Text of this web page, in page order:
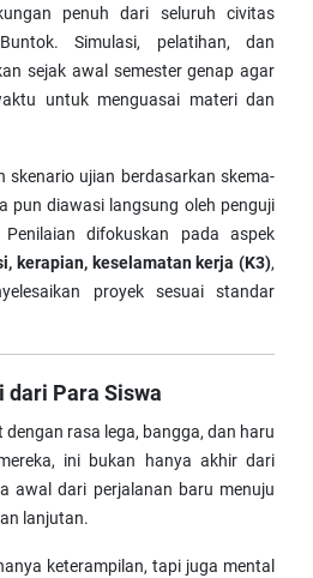
penuh dari seluruh civitas
Simulasi, pelatihan, dan
sejak awal semester genap agar
untuk menguasai materi dan
skenario ujian berdasarkan skema-
pun diawasi langsung oleh penguji
difokuskan pada aspek
kerapian, keselamatan kerja (K3),
proyek sesuai standar
dari Para Siswa
dengan rasa lega, bangga, dan haru
ini bukan hanya akhir dari
awal dari perjalanan baru menuju
lanjutan.
keterampilan, tapi juga mental